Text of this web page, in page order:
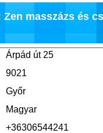
masszázs és
Árpád út 25
9021
Győr
Magyar
+36306544241